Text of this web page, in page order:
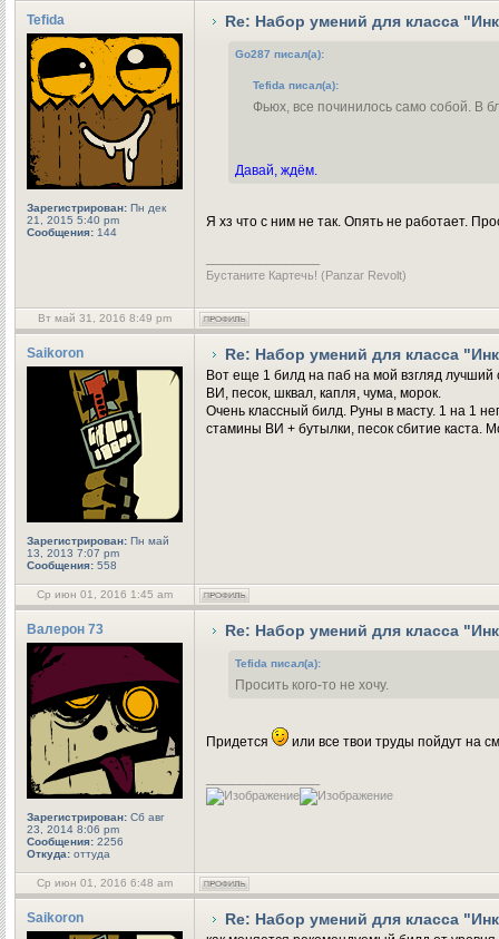
Tefida
Зарегистрирован: Пн дек
21, 2015 5:40 pm
Сообщения: 144
Re: Набор умений для класса
Go287 писал(а):
Tefida писал(а):
Фьюх, все починилось само собой. В
Давай, ждём.
Я хз что с ним не так. Опять не работает.
Бустаните Картечь! (Panzar Revolt)
Вт май 31, 2016 8:49 pm
Saikoron
Зарегистрирован: Пн май
13, 2013 7:07 pm
Сообщения: 558
Re: Набор умений для класса
Вот еще 1 билд на паб на мой взгляд лучший
ВИ, песок, шквал, капля, чума, морок.
Очень классный билд. Руны в масту. 1 на 1
стамины ВИ + бутылки, песок сбитие каста.
Ср июн 01, 2016 1:45 am
Валерон 73
Зарегистрирован: Сб авг
23, 2014 8:06 pm
Сообщения: 2256
Откуда: оттуда
Re: Набор умений для класса
Tefida писал(а):
Просить кого-то не хочу.
Придется или все твои труды пойдут на
Ср июн 01, 2016 6:48 am
Saikoron Re: Набор умений для класса